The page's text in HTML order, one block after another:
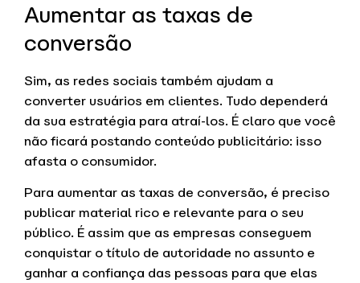
Aumentar as taxas de
conversão
Sim, as redes sociais também ajudam a
converter usuários em clientes. Tudo dependerá
da sua estratégia para atraí-los. É claro que você
não ficará postando conteúdo publicitário: isso
afasta o consumidor.
Para aumentar as taxas de conversão, é preciso
publicar material rico e relevante para o seu
público. É assim que as empresas conseguem
conquistar o título de autoridade no assunto e
ganhar a confiança das pessoas para que elas